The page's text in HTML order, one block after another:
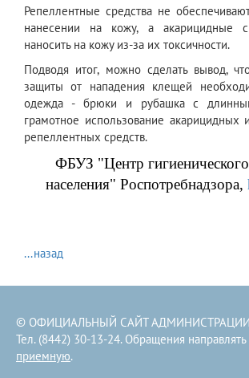
Репеллентные средства не
нанесении на кожу, а акарицидные
наносить на кожу из-за их токсичности.
Подводя итог, можно сделать вывод,
защиты от нападения клещей
одежда - брюки и рубашка с
грамотное использование акарицидных
репеллентных средств.
ФБУЗ "Центр
населения" Роспотребнадзора,
...назад
© ОФИЦИАЛЬНЫЙ САЙТ АДМИНИСТРАЦИИ
Тел. (8442) 30-13-24. Обращения направлять
приемную.